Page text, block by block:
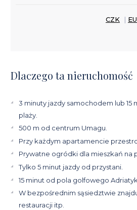
Dlaczego ta nieruchomość
3 minuty jazdy samochodem lub 15
plaży.
500 m od centrum Umagu.
Przy każdym apartamencie
Prywatne ogródki dla mieszkań na
Tylko 5 minut jazdy od przystani.
15 minut od pola golfowego Adriatyk.
W bezpośrednim sąsiedztwie
restauracji itp.
CZK |